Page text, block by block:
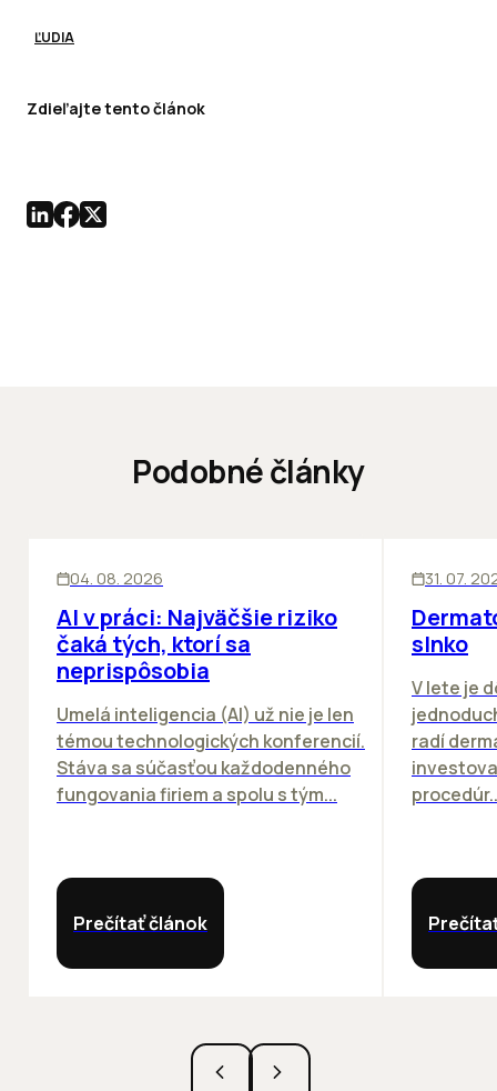
ĽUDIA
Zdieľajte tento článok
Podobné články
04. 08. 2026
AI v práci: Najväčšie riziko
čaká tých, ktorí sa
neprispôsobia
Umelá inteligencia (AI) už nie je len
témou technologických konferencií.
Stáva sa súčasťou každodenného
fungovania firiem a spolu s tým...
Prečítať článok
31. 07.
slnko
V lete je
radí